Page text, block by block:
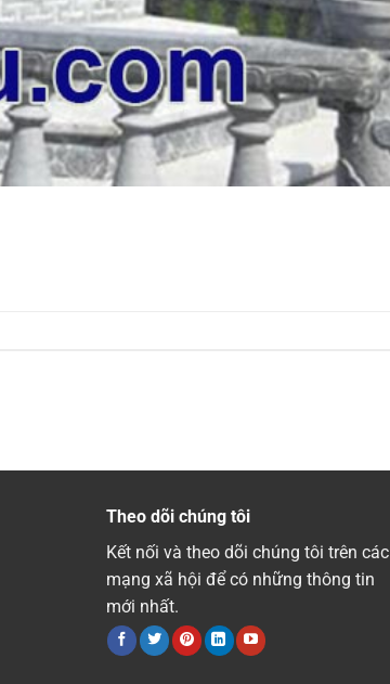
Theo dõi chúng tôi
Kết nối và theo dõi chúng tôi trên các
mạng xã hội để có những thông tin
mới nhất.